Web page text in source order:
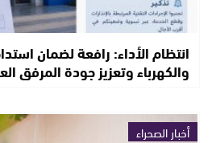
انتظام الأداء: رافعة لضمان
والكهرباء وتعزيز جودة المرفق
أخبار الصحراء